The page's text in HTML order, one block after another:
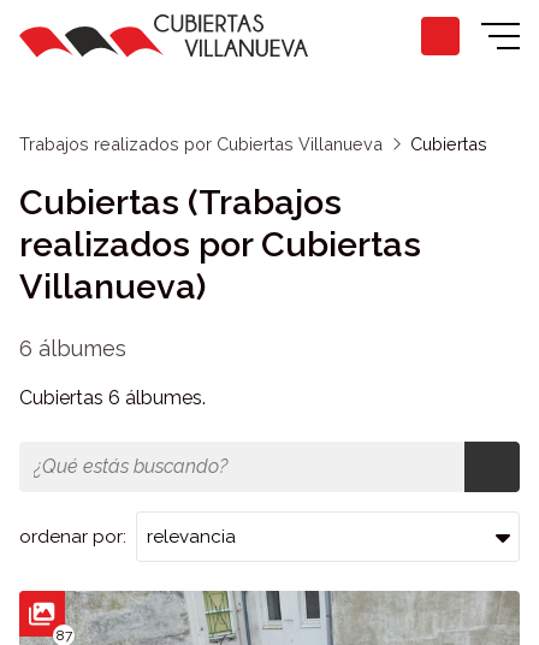
Trabajos realizados por Cubiertas Villanueva Cubiertas
Cubiertas (Trabajos
realizados por Cubiertas
Villanueva)
6 álbumes
Cubiertas 6 álbumes.
ordenar por:
87